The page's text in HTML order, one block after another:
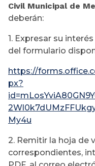
Civil Municipal de
deberán:
1. Expresar su
del formulario
https://
px?
My4u
2. Remitir la hoja de
correspondientes,